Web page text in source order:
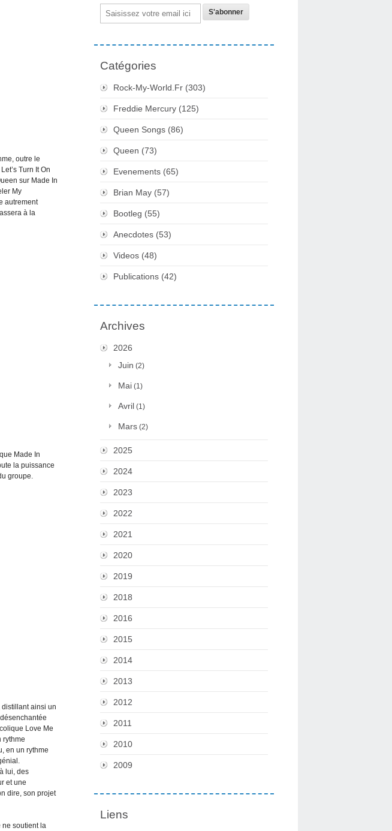
outre le
Turn It On
sur Made In
My
autrement
à la
Made In
la puissance
groupe.
ainsi un
Love Me
rythme
en un rythme
lui, des
et une
dire, son projet
ne soutient la
Email
Catégories
Rock-My-World.fr (303)
Freddie Mercury (125)
Queen Songs (86)
Queen (73)
Evenements (65)
Brian May (57)
Bootleg (55)
Anecdotes (53)
Videos (48)
Publications (42)
Archives
2026
Juin (2)
Mai (1)
Avril (1)
Mars (2)
2025
2024
2023
2022
2021
2020
2019
2018
2016
2015
2014
2013
2012
2011
2010
2009
Liens